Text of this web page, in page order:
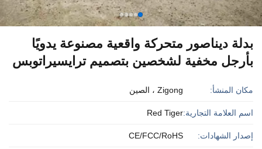
بدلة ديناصور متحركة واقعية مصنوعة يدويًا
بأرجل مخفية لشخصين بتصميم ترايسيراتوبس
مكان المنشأ: Zigong ، الصين
اسم العلامة التجارية:Red Tiger
إصدار الشهادات: CE/FCC/RoHS